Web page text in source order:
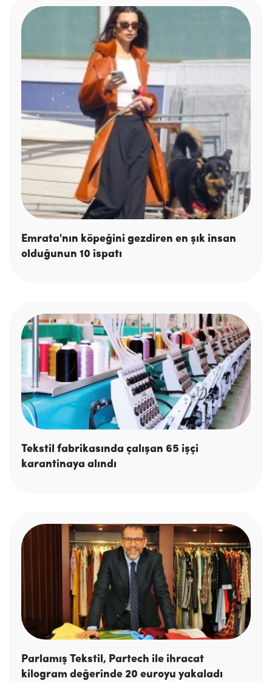
Emrata'nın köpeğini gezdiren en şık insan
olduğunun 10 ispatı
Tekstil fabrikasında çalışan 65 işçi
karantinaya alındı
Parlamış Tekstil, Partech ile ihracat
kilogram değerinde 20 euroyu yakaladı